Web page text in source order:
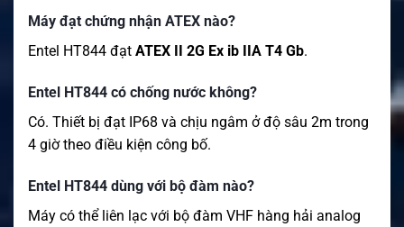
Máy đạt chứng nhận ATEX nào?
Entel HT844 đạt ATEX II 2G Ex ib IIA T4 Gb.
Entel HT844 có chống nước không?
Có. Thiết bị đạt IP68 và chịu ngâm ở độ sâu 2m trong
4 giờ theo điều kiện công bố.
Entel HT844 dùng với bộ đàm nào?
Máy có thể liên lạc với bộ đàm VHF hàng hải analog